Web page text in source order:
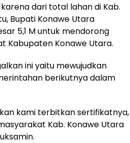
dari total lahan di Kab.
Bupati Konawe Utara
5,1 M untuk mendorong
Konawe Utara.
ini yaitu mewujudkan
berikutnya dalam
kami terbitkan sertifikatnya,
Kab. Konawe Utara